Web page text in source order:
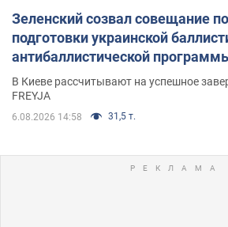
Зеленский созвал совещание
подготовки украинской
антибаллистической
решения готовятся
В Киеве рассчитывают на успешное
FREYJA
6.08.2026 14:58 31,5 т.